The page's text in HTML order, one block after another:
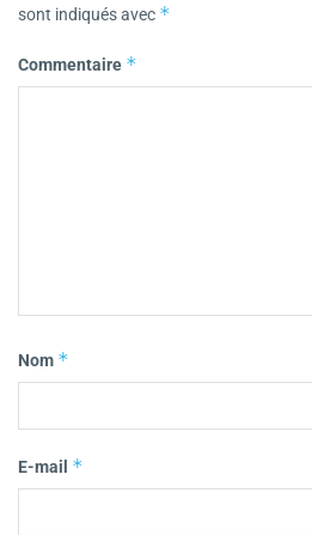
sont indiqués avec *
Commentaire *
Nom *
E-mail *